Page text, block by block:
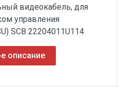
видеокабель, для
управления
SCB 22204011U114
описание